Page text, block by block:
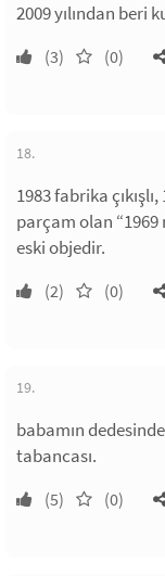
2009 yılından beri
(3) (0)
18.
1983 fabrika
parçam olan
eski objedir.
(2) (0)
19.
babamın
tabancası.
(5) (0)